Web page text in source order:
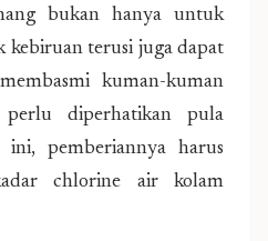
bukan hanya untuk
kebiruan terusi juga dapat
kuman-kuman
perlu diperhatikan pula
ini, pemberiannya harus
chlorine air kolam